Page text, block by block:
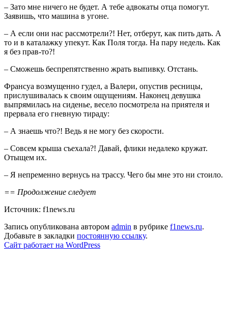
– Зато мне ничего не будет. А тебе адвокаты отца помогут.
Заявишь, что машина в угоне.
– А если они нас рассмотрели?! Нет, отберут, как пить дать. А
то и в каталажку упекут. Как Поля тогда. На пару недель. Как
я без прав-то?!
– Сможешь беспрепятственно жрать выпивку. Отстань.
Франсуа возмущенно гудел, а Валери, опустив ресницы,
прислушивалась к своим ощущениям. Наконец девушка
выпрямилась на сиденье, весело посмотрела на приятеля и
прервала его гневную тираду:
– А знаешь что?! Ведь я не могу без скорости.
– Совсем крыша съехала?! Давай, флики недалеко кружат.
Отыщем их.
– Я непременно вернусь на трассу. Чего бы мне это ни стоило.
== Продолжение следует
Источник: f1news.ru
Запись опубликована автором admin в рубрике f1news.ru.
Добавьте в закладки постоянную ссылку.
Сайт работает на WordPress